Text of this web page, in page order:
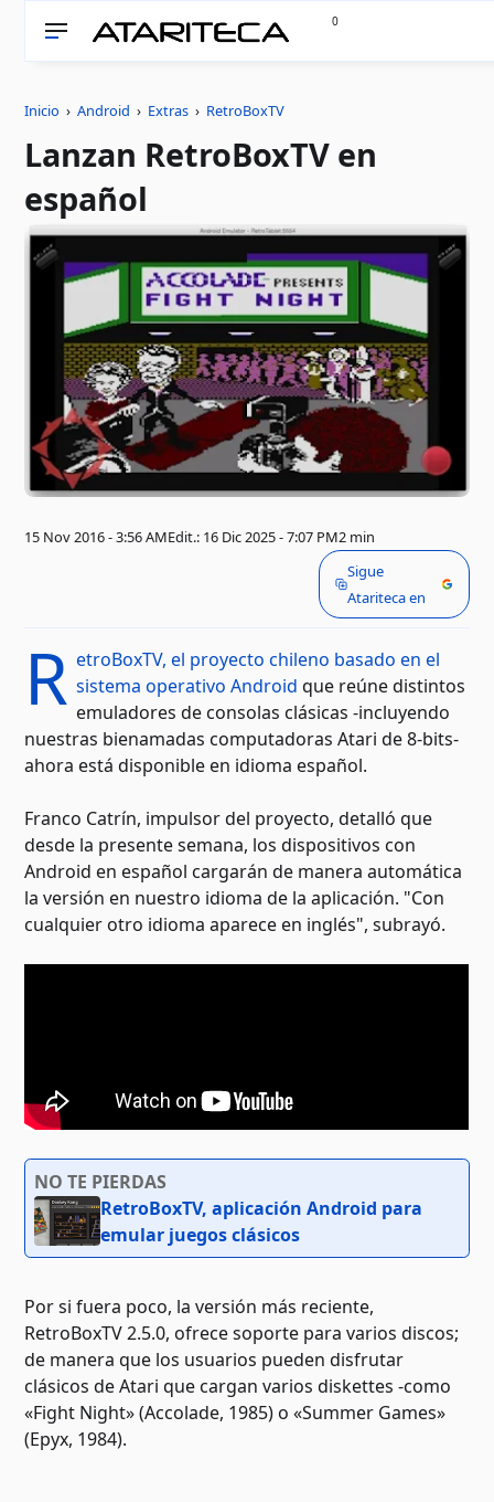
0
Inicio ›Android › Extras › RetroBoxTV
Lanzan RetroBoxTV en
español
15 Nov 2016 - 3:56 AMEdit.: 16 Dic 2025 - 7:07 PM2 min
Sigue
Atariteca en
R etroBoxTV, el proyecto chileno basado en el
sistema operativo Android que reúne distintos
emuladores de consolas clásicas -incluyendo
nuestras bienamadas computadoras Atari de 8-bits-
ahora está disponible en idioma español.
Franco Catrín, impulsor del proyecto, detalló que
desde la presente semana, los dispositivos con
Android en español cargarán de manera automática
la versión en nuestro idioma de la aplicación. "Con
cualquier otro idioma aparece en inglés", subrayó.
NO TE PIERDAS
RetroBoxTV, aplicación Android para
emular juegos clásicos
Por si fuera poco, la versión más reciente,
RetroBoxTV 2.5.0, ofrece soporte para varios discos;
de manera que los usuarios pueden disfrutar
clásicos de Atari que cargan varios diskettes -como
«Fight Night» (Accolade, 1985) o «Summer Games»
(Epyx, 1984).